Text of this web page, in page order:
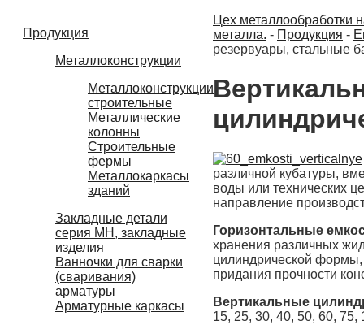
Продукция
Металлоконструкции
Металлоконструкции
строительные
Металлические
колонны
Строительные
фермы
Металлокаркасы
зданий
Закладные детали
серия МН, закладные
изделия
Ванночки для сварки
(сваривания)
арматуры
Арматурные каркасы
Цех металлообработки
металла. - Продукция -
резервуары, стальные
различной кубатуры,
воды или технических
направление
Горизонтальные
хранения различных
цилиндрической формы,
придания прочности
Вертикальные
15, 25, 30, 40, 50, 60,